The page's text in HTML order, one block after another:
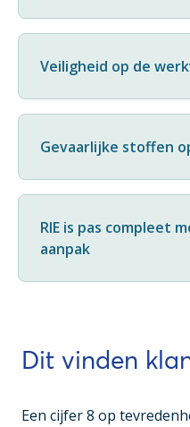
Veiligheid op de
Gevaarlijke stoffen
RIE is pas compleet
aanpak
Dit vinden
Een cijfer 8 op